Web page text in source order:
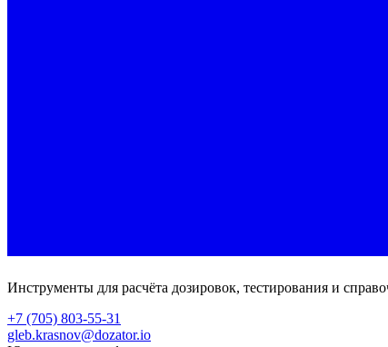
Инструменты для расчёта дозировок, тестирования и
+7 (705) 803-55-31
gleb.krasnov@dozator.io